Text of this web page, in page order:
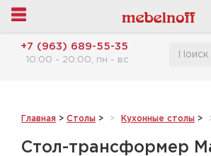
+7 (963) 689-55-35
10:00 - 20:00, пн - вс
Главная > Столы > Кухонные столы >
Стол-трансформер